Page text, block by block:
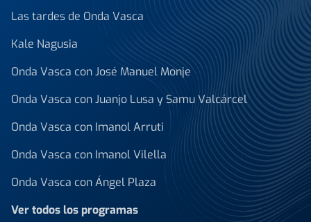
Las tardes de Onda Vasca
Kale Nagusia
Onda Vasca con José Manuel Monje
Onda Vasca con Juanjo Lusa y Samu Valcárcel
Onda Vasca con Imanol Arruti
Onda Vasca con Imanol Vilella
Onda Vasca con Ángel Plaza
Ver todos los programas